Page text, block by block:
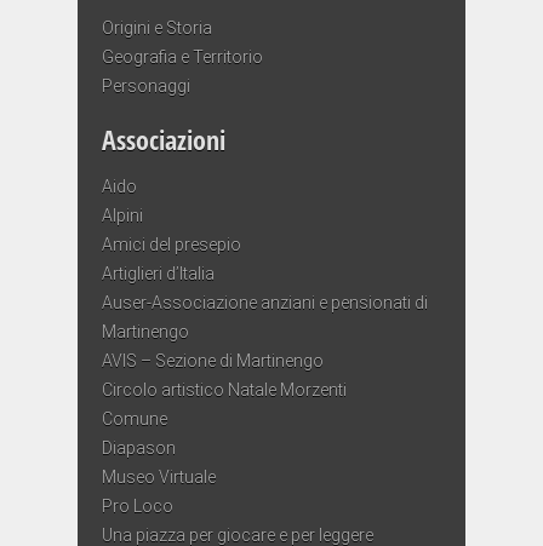
Origini e Storia
Geografia e Territorio
Personaggi
Associazioni
Aido
Alpini
Amici del presepio
Artiglieri d’Italia
Auser-Associazione anziani e pensionati di
Martinengo
AVIS – Sezione di Martinengo
Circolo artistico Natale Morzenti
Comune
Diapason
Museo Virtuale
Pro Loco
Una piazza per giocare e per leggere